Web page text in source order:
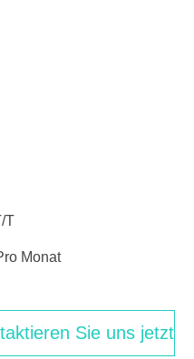
T
Monat
Sie uns jetzt